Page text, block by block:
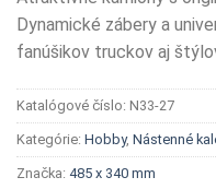
Dynamické zábery a
fanúšikov truckov aj
Katalógové číslo: N33-27
Kategórie: Hobby, Nástenné
Značka: 485 x 340 mm